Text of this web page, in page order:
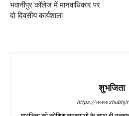
भवानीपुर कॉलेज में मानवाधिकार पर
दो दिवसीय कार्यशाला
शुभजिता
https://